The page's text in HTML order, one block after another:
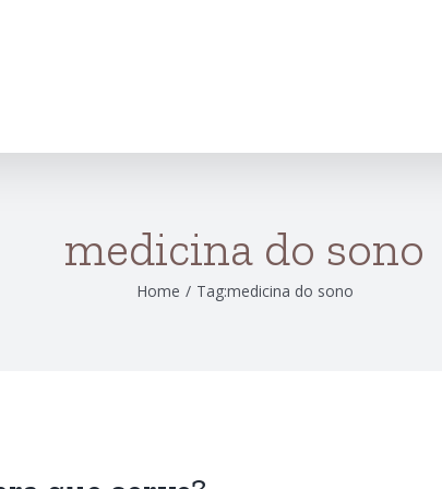
medicina do sono
Home / Tag:medicina do sono